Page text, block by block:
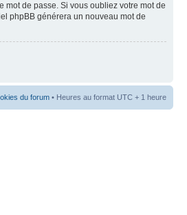
mot de passe. Si vous oubliez votre mot de
phpBB générera un nouveau mot de
du forum • Heures au format UTC + 1 heure